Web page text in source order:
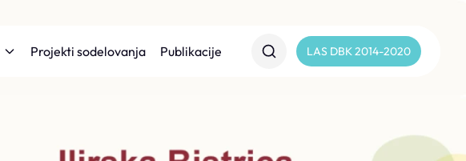
Projekti sodelovanja Publikacije LAS DBK 2014-2020